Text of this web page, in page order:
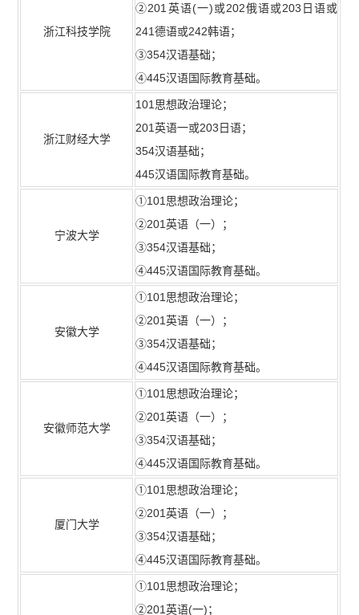
浙江科技学院
②201英语(一)或202俄语或203日语或
241德语或242韩语；
③354汉语基础；
④445汉语国际教育基础。
浙江财经大学
101思想政治理论；
201英语一或203日语；
354汉语基础；
445汉语国际教育基础。
宁波大学
①101思想政治理论；
②201英语（一）；
③354汉语基础；
④445汉语国际教育基础。
安徽大学
①101思想政治理论；
②201英语（一）；
③354汉语基础；
④445汉语国际教育基础。
安徽师范大学
①101思想政治理论；
②201英语（一）；
③354汉语基础；
④445汉语国际教育基础。
厦门大学
①101思想政治理论；
②201英语（一）；
③354汉语基础；
④445汉语国际教育基础。
①101思想政治理论；
②201英语(一)；